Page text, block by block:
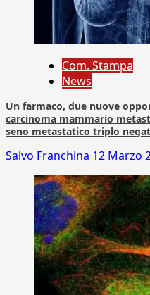
Com. Stampa
News
Un farmaco, due nuove
carcinoma mammario
seno metastatico triplo
Salvo Franchina 12 Marzo